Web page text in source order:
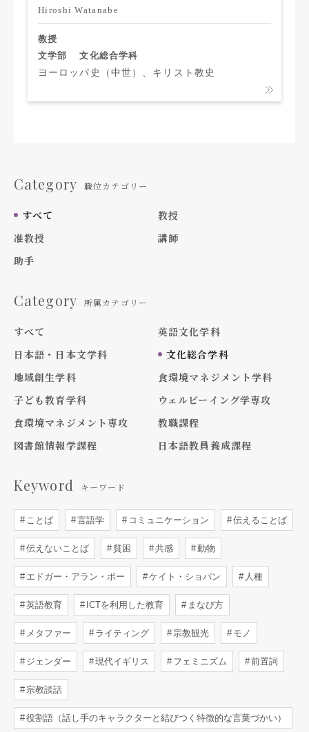
Hiroshi Watanabe
教授
文学部
文化総合学科
ヨーロッパ史（中世）、キリスト教史
Category 職位カテゴリー
すべて
教授
准教授
講師
助手
Category 所属カテゴリー
すべて
英語文化学科
日本語・日本文学科
文化総合学科
地域創生学科
食環境マネジメント学科
子ども教育学科
ウェルビーイング学専攻
食環境マネジメント専攻
教職課程
図書館情報学課程
日本語教員養成課程
Keyword キーワード
ことば 言語学 コミュニケーション 伝えることば
伝えないことば 貧困 共感 動物
エドガー・アラン・ポー ケイト・ショパン 人種
英語教育 ICTを利用した教育 まなび方
メタファー ライティング 宗教観光 モノ
ジェンダー 現代イギリス フェミニズム 前置詞
宗教談話
役割語（話し手のキャラクターと結びつく特徴的な言葉づかい）